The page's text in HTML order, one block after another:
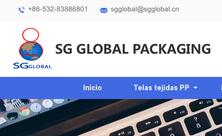
+86-532-83886801 sgglobal@sgglobal.cn
Inicio Telas tejidas PP